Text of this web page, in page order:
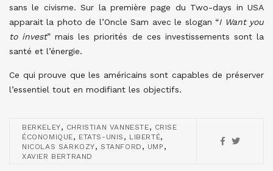
sans le civisme. Sur la première page du Two-days in USA
apparait la photo de l’Oncle Sam avec le slogan “I Want you
to invest” mais les priorités de ces investissements sont la
santé et l’énergie.
Ce qui prouve que les américains sont capables de préserver
l’essentiel tout en modifiant les objectifs.
BERKELEY, CHRISTIAN VANNESTE, CRISE
ÉCONOMIQUE, ETATS-UNIS , LIBERTÉ,
NICOLAS SARKOZY, STANFORD , UMP ,
XAVIER BERTRAND